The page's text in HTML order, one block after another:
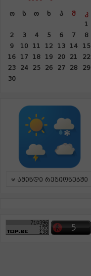
Ო Ს Ო Ხ Პ Შ
Კ
1
2
3 4 5 6 7
8
9
10 11 12 13 14
15
16
17 18 19 20 21
22
23
24 25 26 27 28
29
30
ამინდი რეგიონებში